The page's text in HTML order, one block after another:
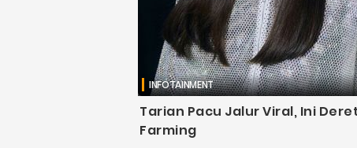
INFOTAINMENT
Tarian Pacu Jalur Viral, Ini
Farming